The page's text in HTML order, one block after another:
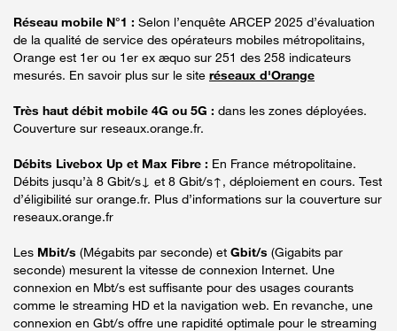
Réseau mobile N°1 : Selon l’enquête ARCEP 2025 d’évaluation
de la qualité de service des opérateurs mobiles métropolitains,
Orange est 1er ou 1er ex æquo sur 251 des 258 indicateurs
mesurés. En savoir plus sur le site réseaux d'Orange
Très haut débit mobile 4G ou 5G : dans les zones déployées.
Couverture sur reseaux.orange.fr.
Débits Livebox Up et Max Fibre : En France métropolitaine.
Débits jusqu’à 8 Gbit/s↓ et 8 Gbit/s↑, déploiement en cours. Test
d’éligibilité sur orange.fr. Plus d’informations sur la couverture sur
reseaux.orange.fr
Les Mbit/s (Mégabits par seconde) et Gbit/s (Gigabits par
seconde) mesurent la vitesse de connexion Internet. Une
connexion en Mbt/s est suffisante pour des usages courants
comme le streaming HD et la navigation web. En revanche, une
connexion en Gbt/s offre une rapidité optimale pour le streaming